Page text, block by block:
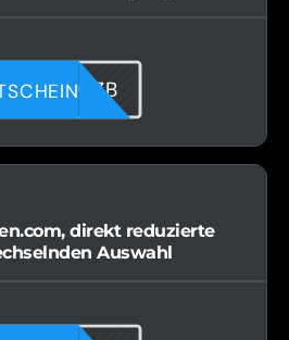
direkt reduzierte
Auswahl